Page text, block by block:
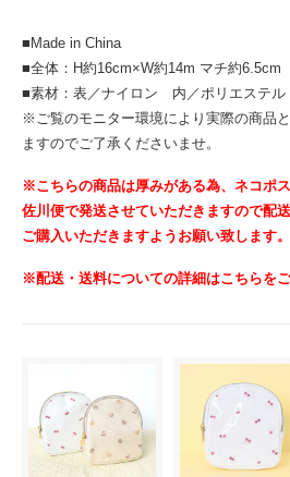
■Made in China
■全体：H約16cm×W約14m マチ約6.5cm
■素材：表／ナイロン 内／ポリエステル
※ご覧のモニター環境により実際の商品
ますのでご了承くださいませ。
※こちらの商品は厚みがある為、ネコポ
佐川便で発送させていただきますので配
ご購入いただきますようお願い致します。
※配送・送料についての詳細はこちらを